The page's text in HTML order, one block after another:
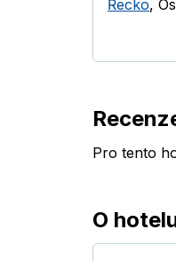
Řecko,
Pro tento
O